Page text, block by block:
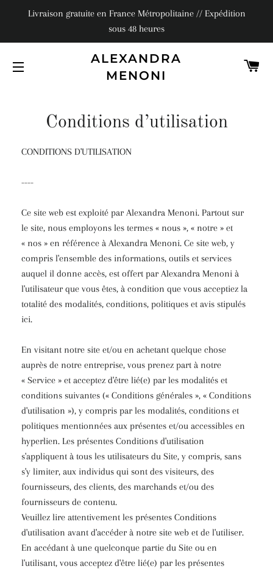
Livraison gratuite en France Métropolitaine // Expédition
sous 48 heures
ALEXANDRA
MENONI
Conditions d’utilisation
CONDITIONS D'UTILISATION
----
Ce site web est exploité par Alexandra Menoni. Partout sur
le site, nous employons les termes « nous », « notre » et
« nos » en référence à Alexandra Menoni. Ce site web, y
compris l'ensemble des informations, outils et services
auquel il donne accès, est offert par Alexandra Menoni à
l'utilisateur que vous êtes, à condition que vous acceptiez la
totalité des modalités, conditions, politiques et avis stipulés
ici.
En visitant notre site et/ou en achetant quelque chose
auprès de notre entreprise, vous prenez part à notre
« Service » et acceptez d'être lié(e) par les modalités et
conditions suivantes (« Conditions générales », « Conditions
d'utilisation »), y compris par les modalités, conditions et
politiques mentionnées aux présentes et/ou accessibles en
hyperlien. Les présentes Conditions d'utilisation
s'appliquent à tous les utilisateurs du Site, y compris, sans
s'y limiter, aux individus qui sont des visiteurs, des
fournisseurs, des clients, des marchands et/ou des
fournisseurs de contenu.
Veuillez lire attentivement les présentes Conditions
d'utilisation avant d'accéder à notre site web et de l'utiliser.
En accédant à une quelconque partie du Site ou en
l'utilisant, vous acceptez d'être lié(e) par les présentes